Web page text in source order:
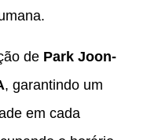
de Park Joon-
, garantindo um
em cada